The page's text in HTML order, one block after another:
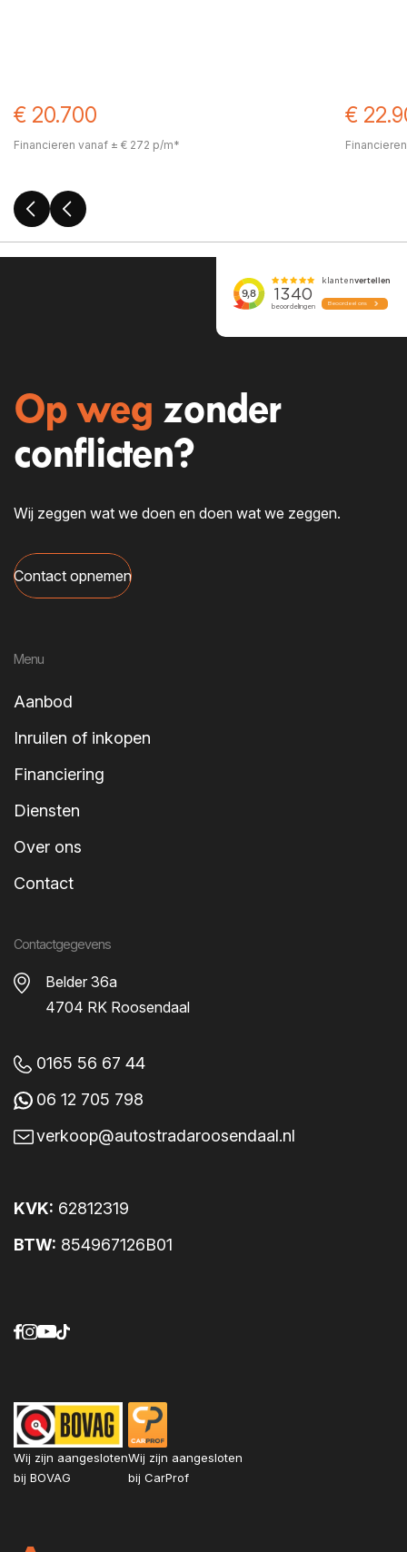
Beschrijving
Opties
Opties
Achterbank neerklapbaar
Achterbank neerklapbaar (ongelijke delen)
Airbags voor
Audiobediening op het stuur
Automatisch dimmende binnenspiegel
Automatische Stabiliteits Controle
Aux aansluiting
€ 22.900
Financieren vanaf ± € 310 p/m*
€
Op weg zonder
conflicten?
Wij zeggen wat we doen en doen wat we zeggen.
Contact opnemen
Menu
Aanbod
Inruilen of inkopen
Financiering
Diensten
Over ons
Contact
Contactgegevens
Belder 36a
4704 RK Roosendaal
0165 56 67 44
06 12 705 798
verkoop@autostradaroosendaal.nl
KVK: 62812319
BTW: 854967126B01
Wij zijn aangesloten
bij BOVAG
Wij zijn aangesloten
bij CarProf